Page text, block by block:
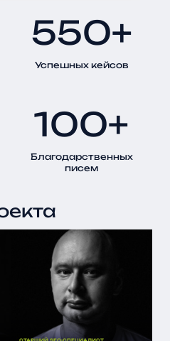
550+
Успешных кейсов
100+
Благодарственных
писем
СТАРШИЙ SEO-СПЕЦИАЛИСТ